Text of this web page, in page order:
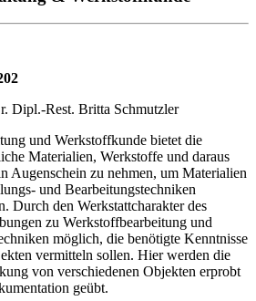
Dipl.-Rest. Britta Schmutzler
und Werkstoffkunde bietet die
Materialien, Werkstoffe und daraus
Augenschein zu nehmen, um Materialien
und Bearbeitungstechniken
Durch den Werkstattcharakter des
zu Werkstoffbearbeitung und
möglich, die benötigte Kenntnisse
vermitteln sollen. Hier werden die
von verschiedenen Objekten erprobt
geübt.